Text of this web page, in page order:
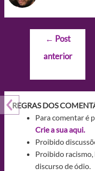
Navegação
Post
← Post
anterior
REGRAS DOS
Para comentar é
Crie a sua aqui.
Proibido
Proibido
discurso de ódio.